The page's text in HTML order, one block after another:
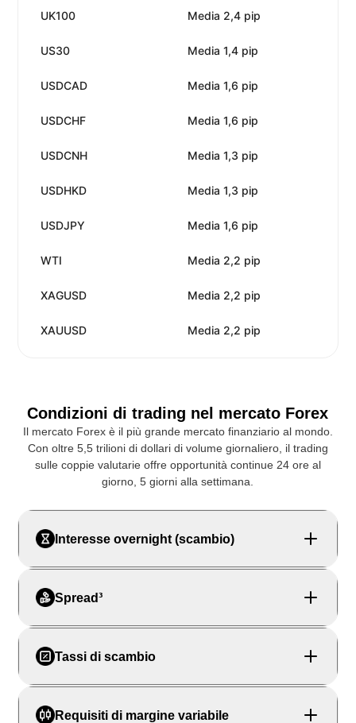
UK100 Media 2,4 pip
US30 Media 1,4 pip
USDCAD Media 1,6 pip
USDCHF Media 1,6 pip
USDCNH Media 1,3 pip
USDHKD Media 1,3 pip
USDJPY Media 1,6 pip
WTI Media 2,2 pip
XAGUSD Media 2,2 pip
XAUUSD Media 2,2 pip
Condizioni di trading nel mercato Forex
Il mercato Forex è il più grande mercato finanziario al mondo.
Con oltre 5,5 trilioni di dollari di volume giornaliero, il trading
sulle coppie valutarie offre opportunità continue 24 ore al
giorno, 5 giorni alla settimana.
Interesse overnight (scambio)
Spread³
Tassi di scambio
Requisiti di margine variabile